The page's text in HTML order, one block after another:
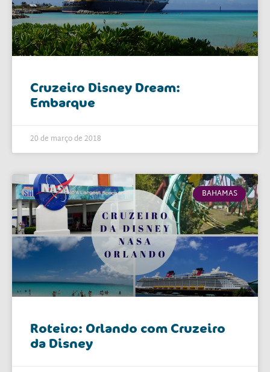
Cruzeiro Disney Dream:
Embarque
20 de março de 2018
BAHAMAS
Roteiro: Orlando com Cruzeiro
da Disney